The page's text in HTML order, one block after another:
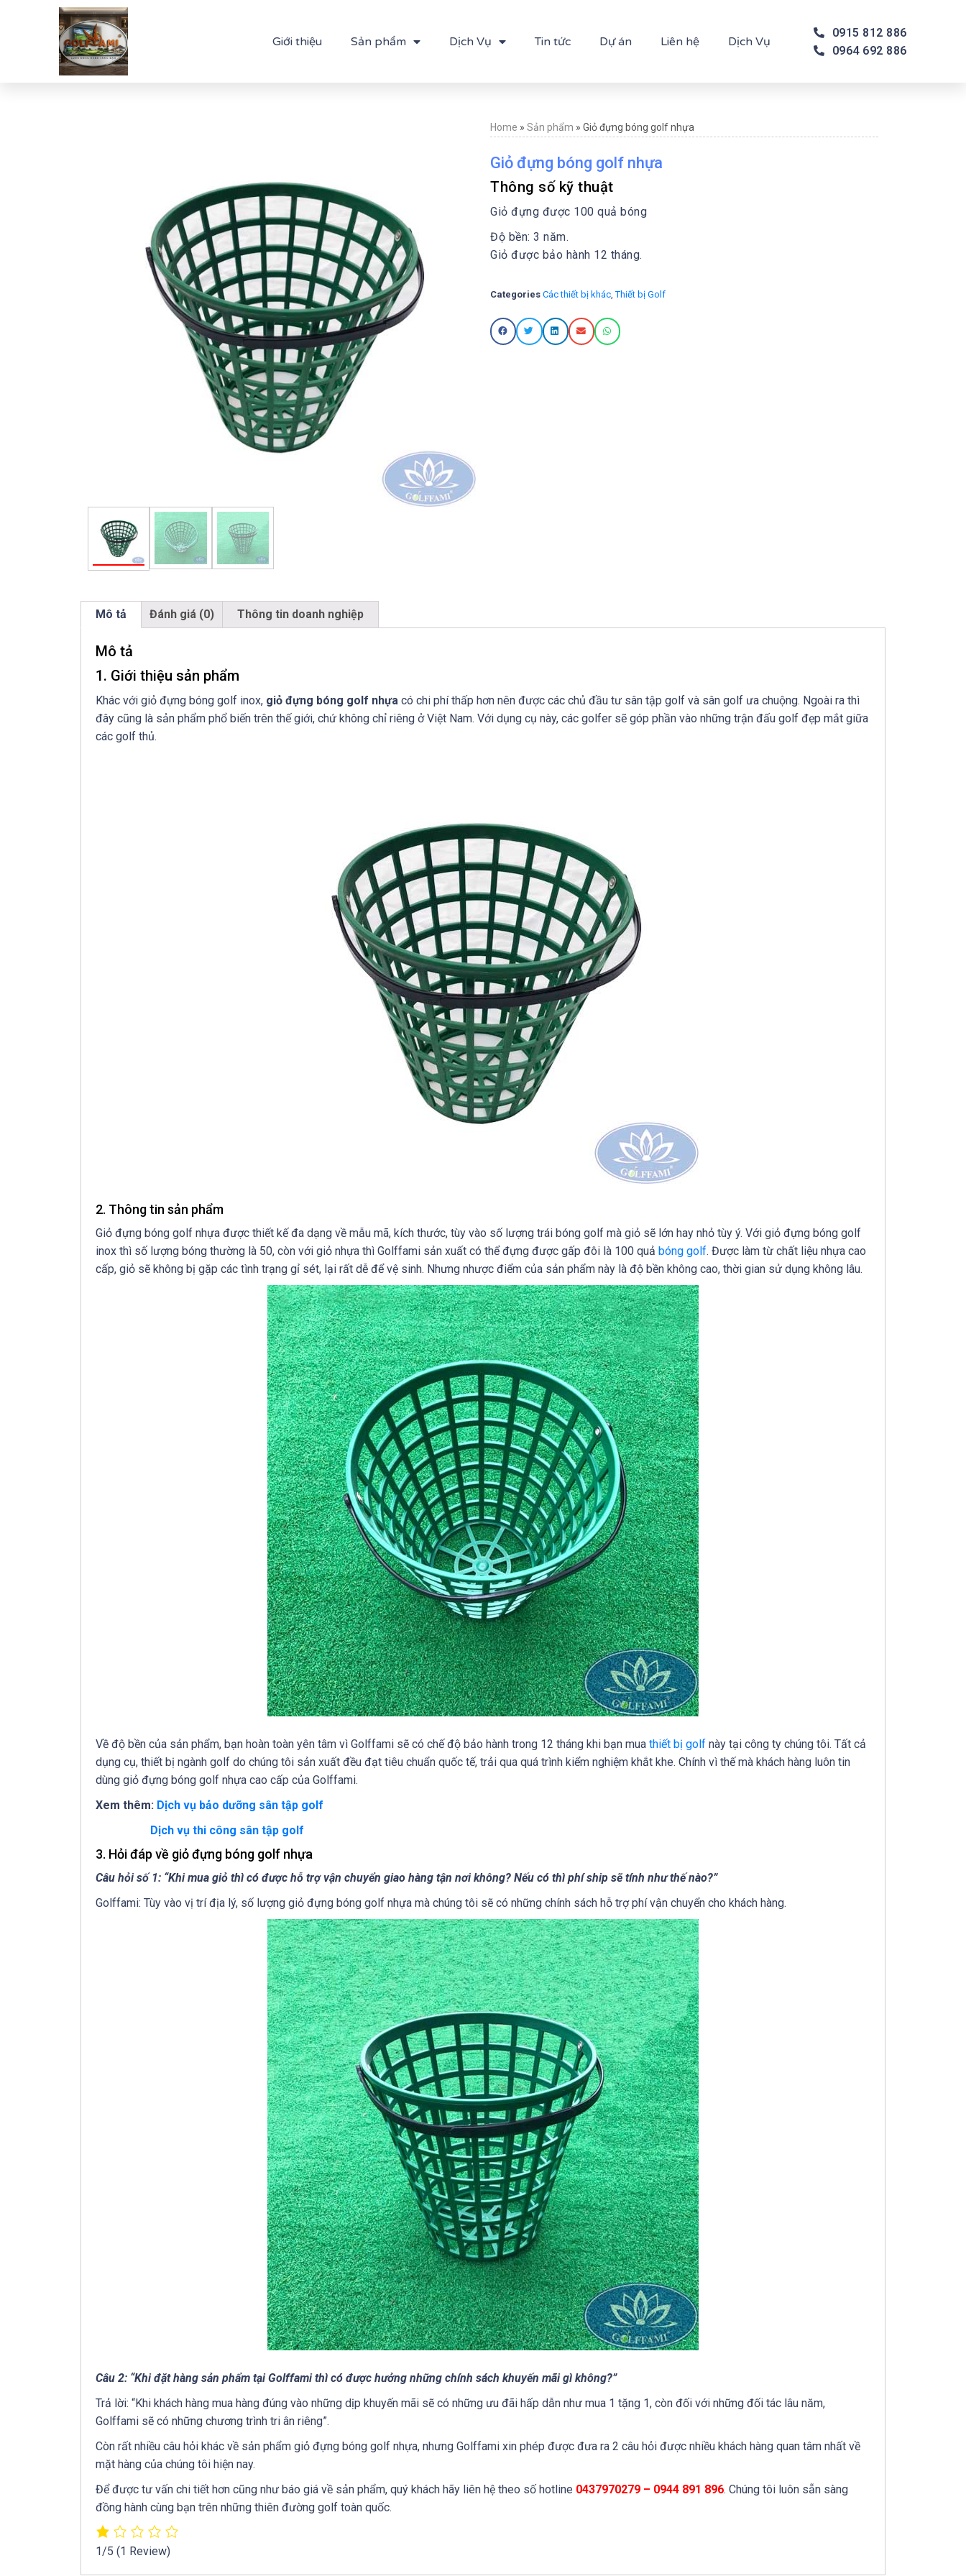
Giới thiệu Sản phẩm Dịch Vụ Tin tức Dự án Liên hệ Dịch Vụ
0915 812 886
0964 692 886
Home » Sản phẩm » Giỏ đựng bóng golf nhựa
Giỏ đựng bóng golf nhựa
Thông số kỹ thuật
Giỏ đựng được 100 quả bóng
Độ bền: 3 năm.
Giỏ được bảo hành 12 tháng.
Categories Các thiết bị khác,Thiết bị Golf
Mô tả Đánh giá (0) Thông tin doanh nghiệp
Mô tả
1. Giới thiệu sản phẩm
Khác với giỏ đựng bóng golf inox, giỏ đựng bóng golf nhựa có chi phí thấp hơn nên được các chủ đầu tư sân tập golf và sân golf ưa chuộng. Ngoài ra thì
đây cũng là sản phẩm phổ biến trên thế giới, chứ không chỉ riêng ở Việt Nam. Với dụng cụ này, các golfer sẽ góp phần vào những trận đấu golf đẹp mắt giữa
các golf thủ.
2. Thông tin sản phẩm
Giỏ đựng bóng golf nhựa được thiết kế đa dạng về mẫu mã, kích thước, tùy vào số lượng trái bóng golf mà giỏ sẽ lớn hay nhỏ tùy ý. Với giỏ đựng bóng golf
inox thì số lượng bóng thường là 50, còn với giỏ nhựa thì Golffami sản xuất có thể đựng được gấp đôi là 100 quả bóng golf. Được làm từ chất liệu nhựa cao
cấp, giỏ sẽ không bị gặp các tình trạng gỉ sét, lại rất dễ để vệ sinh. Nhưng nhược điểm của sản phẩm này là độ bền không cao, thời gian sử dụng không lâu.
Về độ bền của sản phẩm, bạn hoàn toàn yên tâm vì Golffami sẽ có chế độ bảo hành trong 12 tháng khi bạn mua thiết bị golf này tại công ty chúng tôi. Tất cả
dụng cụ, thiết bị ngành golf do chúng tôi sản xuất đều đạt tiêu chuẩn quốc tế, trải qua quá trình kiểm nghiệm khắt khe. Chính vì thế mà khách hàng luôn tin
dùng giỏ đựng bóng golf nhựa cao cấp của Golffami.
Xem thêm: Dịch vụ bảo dưỡng sân tập golf
Dịch vụ thi công sân tập golf
3. Hỏi đáp về giỏ đựng bóng golf nhựa
Câu hỏi số 1: “Khi mua giỏ thì có được hỗ trợ vận chuyển giao hàng tận nơi không? Nếu có thì phí ship sẽ tính như thế nào?”
Golffami: Tùy vào vị trí địa lý, số lượng giỏ đựng bóng golf nhựa mà chúng tôi sẽ có những chính sách hỗ trợ phí vận chuyển cho khách hàng.
Câu 2: “Khi đặt hàng sản phẩm tại Golffami thì có được hưởng những chính sách khuyến mãi gì không?”
Trả lời: “Khi khách hàng mua hàng đúng vào những dịp khuyến mãi sẽ có những ưu đãi hấp dẫn như mua 1 tặng 1, còn đối với những đối tác lâu năm,
Golffami sẽ có những chương trình tri ân riêng”.
Còn rất nhiều câu hỏi khác về sản phẩm giỏ đựng bóng golf nhựa, nhưng Golffami xin phép được đưa ra 2 câu hỏi được nhiều khách hàng quan tâm nhất về
mặt hàng của chúng tôi hiện nay.
Để được tư vấn chi tiết hơn cũng như báo giá về sản phẩm, quý khách hãy liên hệ theo số hotline 0437970279 – 0944 891 896. Chúng tôi luôn sẵn sàng
đồng hành cùng bạn trên những thiên đường golf toàn quốc.
1/5 (1 Review)